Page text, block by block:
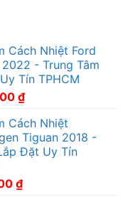
Cách Nhiệt Ford
- Trung Tâm
Tín TPHCM
₫
Cách Nhiệt
Tiguan 2018 -
Đặt Uy Tín
₫